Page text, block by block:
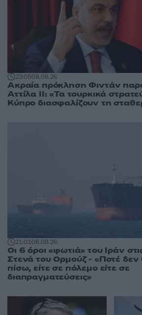
23:0508.08.26
Ακραία πρόκληση Φιντάν
Αττίλα ΙΙ: «Τα τουρκικά
Κύπρο διασφαλίζουν τη
21:0108.08.26
Οι 6 όροι «φωτιά» του Ιράν
Στενά του Ορμούζ - «Ποτέ
πίσω, είτε σε πόλεμο είτε σε
διαπραγματεύσεις»